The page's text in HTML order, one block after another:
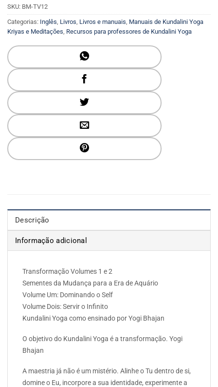
SKU: BM-TV12
Categorias: Inglês Livros Livros e manuais Manuais de Kundalini Yoga
Kriyas e Meditações Recursos para professores de Kundalini Yoga
Descrição
Informação adicional
Transformação Volumes 1 e 2
Sementes da Mudança para a Era de Aquário
Volume Um: Dominando o Self
Volume Dois: Servir o Infinito
Kundalini Yoga como ensinado por Yogi Bhajan
O objetivo do Kundalini Yoga é a transformação. Yogi
Bhajan
A maestria já não é um mistério. Alinhe o Tu dentro de si,
domine o Eu, incorpore a sua identidade, experimente a